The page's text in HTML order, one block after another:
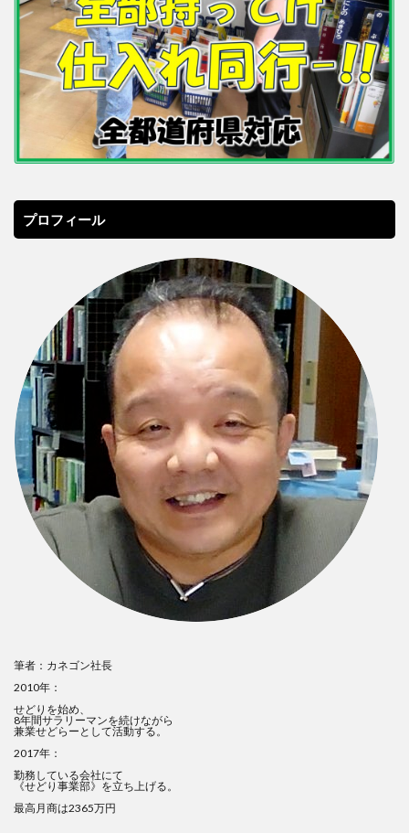
プロフィール
筆者：カネゴン社長
2010年：
せどりを始め、
8年間サラリーマンを続けながら
兼業せどらーとして活動する。
2017年：
勤務している会社にて
《せどり事業部》を立ち上げる。
最高月商は2365万円